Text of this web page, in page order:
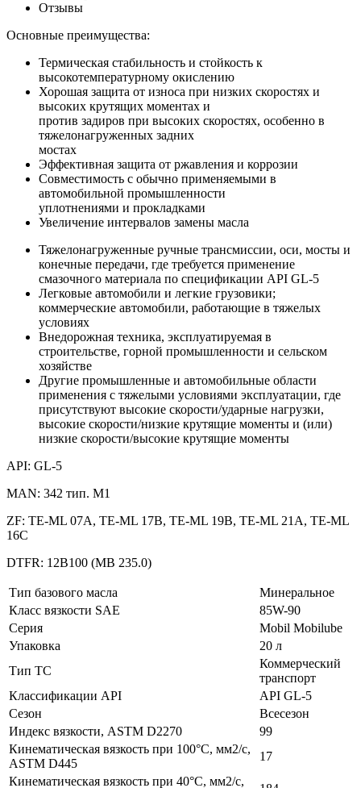
Отзывы
Основные преимущества:
Термическая стабильность и стойкость к
высокотемпературному окислению
Хорошая защита от износа при низких скоростях и
высоких крутящих моментах и
против задиров при высоких скоростях, особенно в
тяжелонагруженных задних
мостах
Эффективная защита от ржавления и коррозии
Совместимость с обычно применяемыми в
автомобильной промышленности
уплотнениями и прокладками
Увеличение интервалов замены масла
Тяжелонагруженные ручные трансмиссии, оси, мосты и
конечные передачи, где требуется применение
смазочного материала по спецификации API GL-5
Легковые автомобили и легкие грузовики;
коммерческие автомобили, работающие в тяжелых
условиях
Внедорожная техника, эксплуатируемая в
строительстве, горной промышленности и сельском
хозяйстве
Другие промышленные и автомобильные области
применения с тяжелыми условиями эксплуатации, где
присутствуют высокие скорости/ударные нагрузки,
высокие скорости/низкие крутящие моменты и (или)
низкие скорости/высокие крутящие моменты
API: GL-5
MAN: 342 тип. M1
ZF: TE-ML 07A, TE-ML 17B, TE-ML 19B, TE-ML 21A, TE-ML
16C
DTFR: 12B100 (MB 235.0)
Тип базового масла
Минеральное
Класс вязкости SAE
85W-90
Серия
Mobil Mobilube
Упаковка
20 л
Тип ТС
Коммерческий
транспорт
Классификации API
API GL-5
Сезон
Всесезон
Индекс вязкости, ASTM D2270
99
Кинематическая вязкость при 100°C, мм2/с,
ASTM D445
17
Кинематическая вязкость при 40°C, мм2/с,